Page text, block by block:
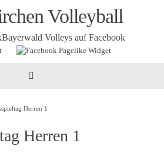
Volleyball
Bayerwald Volleys auf Facebook
Herren 1
Herren 1